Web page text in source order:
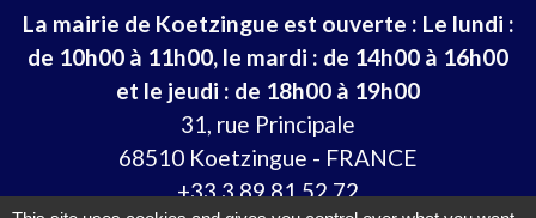
La mairie de Koetzingue est ouverte : Le lundi :
de 10h00 à 11h00, le mardi : de 14h00 à 16h00
et le jeudi : de 18h00 à 19h00
31, rue Principale
68510 Koetzingue - FRANCE
+33 3 89 81 52 72